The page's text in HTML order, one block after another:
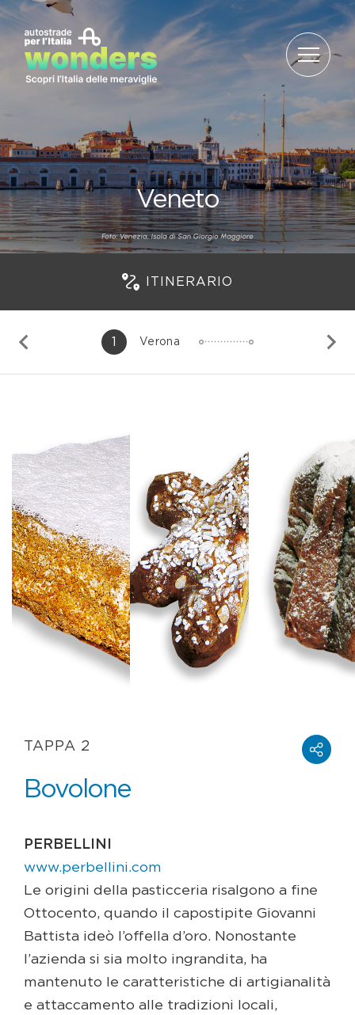
Veneto
ITINERARIO
1 Verona
TAPPA 2
Bovolone
PERBELLINI
www.perbellini.com
Le origini della pasticceria risalgono a fine
Ottocento, quando il capostipite Giovanni
Battista ideò l’offella d’oro. Nonostante
l’azienda si sia molto ingrandita, ha
mantenuto le caratteristiche di artigianalità
e attaccamento alle tradizioni locali,